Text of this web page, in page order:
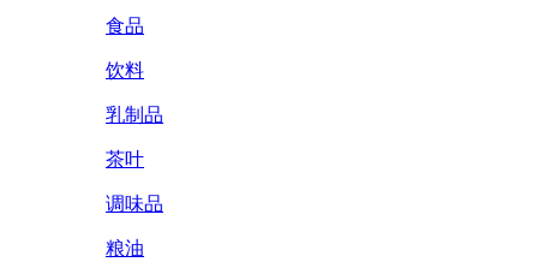
食品
饮料
乳制品
茶叶
调味品
粮油